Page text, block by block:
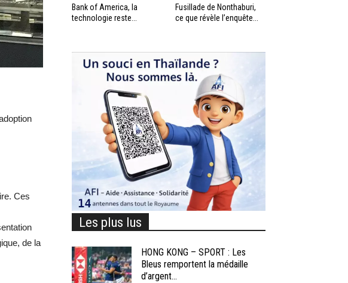
Ces
de la
Bank of America, la
technologie reste...
Fusillade de Nonthaburi,
ce que révèle l’enquête...
Les plus lus
HONG KONG – SPORT : Les
Bleus remportent la médaille
d’argent...